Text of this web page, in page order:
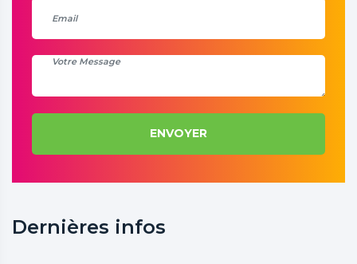
ENVOYER
Dernières infos